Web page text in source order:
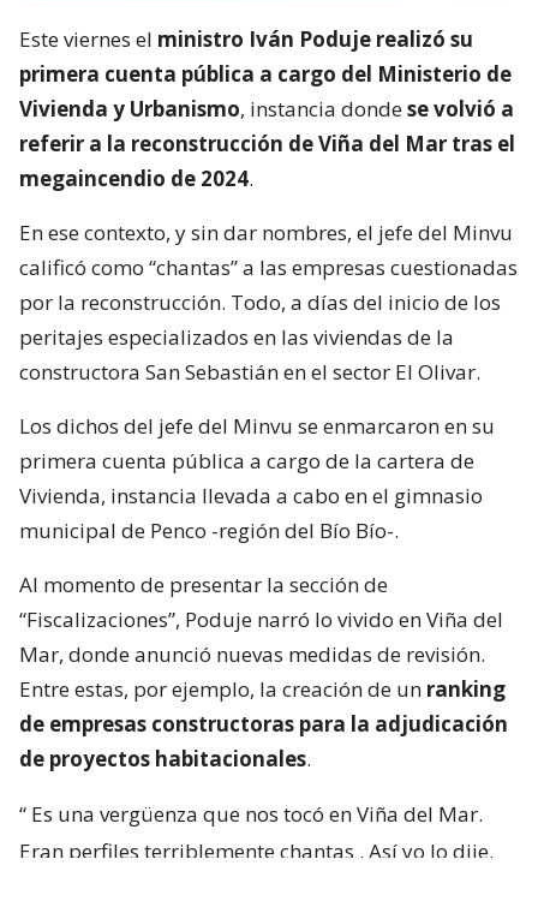
Este viernes el ministro Iván Poduje realizó su
primera cuenta pública a cargo del Ministerio de
Vivienda y Urbanismo, instancia dondese volvió a
referir a la reconstrucción de Viña del Mar tras el
megaincendio de 2024.
En ese contexto, y sin dar nombres, el jefe del Minvu
calificó como “chantas” a las empresas cuestionadas
por la reconstrucción. Todo, a días del inicio de los
peritajes especializados en las viviendas de la
constructora San Sebastián en el sector El Olivar.
Los dichos del jefe del Minvu se enmarcaron en su
primera cuenta pública a cargo de la cartera de
Vivienda, instancia llevada a cabo en el gimnasio
municipal de Penco -región del Bío Bío-.
Al momento de presentar la sección de
“Fiscalizaciones”, Poduje narró lo vivido en Viña del
Mar, donde anunció nuevas medidas de revisión.
Entre estas, por ejemplo, la creación de un ranking
de empresas constructoras para la adjudicación
de proyectos habitacionales.
“ Es una vergüenza que nos tocó en Viña del Mar.
Eran perfiles terriblemente chantas . Así yo lo dije.